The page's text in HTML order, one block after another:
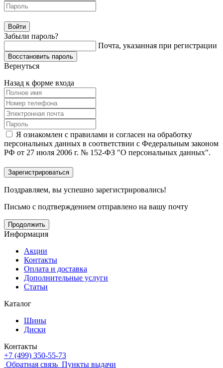
Забыли пароль?
Почта, указанная при регистрации
Вернуться
Назад к форме входа
Я ознакомлен с правилами и согласен на обработку
персональных данных в соответствии с Федеральным законом
РФ от 27 июля 2006 г. № 152-ФЗ "О персональных данных".
Поздравляем, вы успешно зарегистрировались!
Письмо с подтверждением отправлено на вашу почту
Продолжить
Информация
Акции
Контакты
Оплата и доставка
Дополнительные услуги
Статьи
Каталог
Шины
Диски
Контакты
+7 (499) 350-55-73
Обратная связь Пункты выдачи